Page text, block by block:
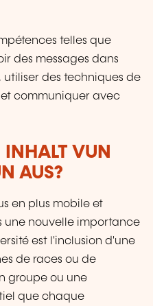
telles que
des messages dans
des techniques de
communiquer avec
VUN
AUS?
en plus mobile et
une nouvelle importance
est l'inclusion d'une
de races ou de
groupe ou une
que chaque